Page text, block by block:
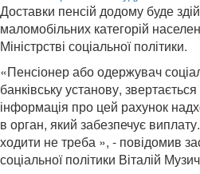
Доставки пенсій додому буде
маломобільних категорій
Міністрстві соціальної політики.
«Пенсіонер або одержувач
банківську установу,
інформація про цей рахунок
в орган, який забезпечує
ходити не треба », - повідомив
соціальної політики Віталій